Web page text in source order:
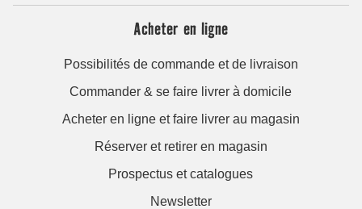
Acheter en ligne
Possibilités de commande et de livraison
Commander & se faire livrer à domicile
Acheter en ligne et faire livrer au magasin
Réserver et retirer en magasin
Prospectus et catalogues
Newsletter